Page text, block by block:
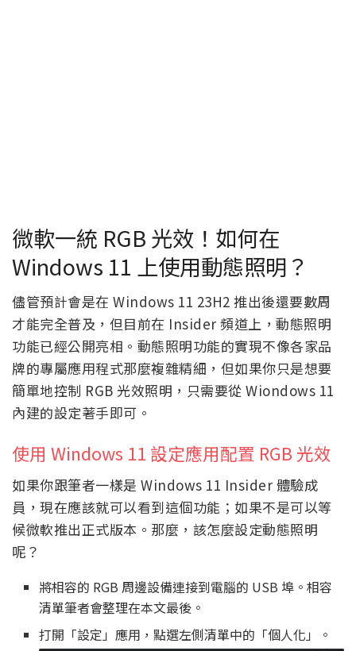
微軟一統 RGB 光效！如何在
Windows 11 上使用動態照明？
儘管預計會是在 Windows 11 23H2 推出後還要數周
才能完全普及，但目前在 Insider 頻道上，動態照明
功能已經公開亮相。動態照明功能的實現不像各家品
牌的專屬應用程式那麼複雜精細，但如果你只是想要
簡單地控制 RGB 光效照明，只需要從 Wiondows 11
內建的設定著手即可。
使用 Windows 11 設定應用配置 RGB 光效
如果你跟筆者一樣是 Windows 11 Insider 體驗成
員，現在應該就可以看到這個功能；如果不是可以等
候微軟推出正式版本。那麼，該怎麼設定動態照明
呢？
將相容的 RGB 周邊設備連接到電腦的 USB 埠。相容
清單筆者會整理在本文最後。
打開「設定」應用，點選左側清單中的「個人化」。